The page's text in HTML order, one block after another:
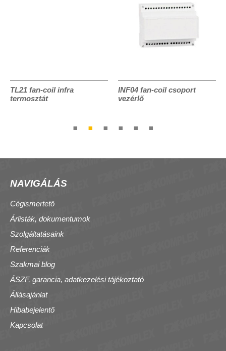
TL21 fan-coil infra
termosztát
INF04 fan-coil csoport
vezérlő
NAVIGÁLÁS
Cégismertető
Árlisták, dokumentumok
Szolgáltatásaink
Referenciák
Szakmai blog
ÁSZF, garancia, adatkezelési tájékoztató
Állásajánlat
Hibabejelentő
Kapcsolat